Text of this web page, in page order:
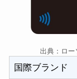
出典：ロ
国際ブランド